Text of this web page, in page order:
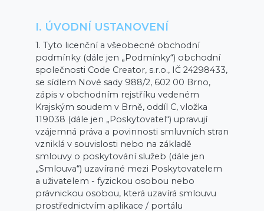
I. ÚVODNÍ USTANOVENÍ
1. Tyto licenční a všeobecné obchodní
podmínky (dále jen „Podmínky“) obchodní
společnosti Code Creator, s.r.o., IČ 24298433,
se sídlem Nové sady 988/2, 602 00 Brno,
zápis v obchodním rejstříku vedeném
Krajským soudem v Brně, oddíl C, vložka
119038 (dále jen „Poskytovatel“) upravují
vzájemná práva a povinnosti smluvních stran
vzniklá v souvislosti nebo na základě
smlouvy o poskytování služeb (dále jen
„Smlouva“) uzavírané mezi Poskytovatelem
a uživatelem - fyzickou osobou nebo
právnickou osobou, která uzavírá smlouvu
prostřednictvím aplikace / portálu